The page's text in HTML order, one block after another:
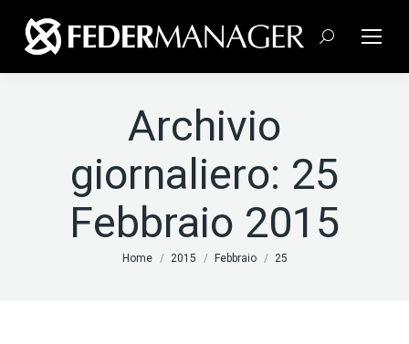
Cerca:
Archivio
giornaliero: 25
Febbraio 2015
Tu sei qui:
Home 2015 Febbraio 25